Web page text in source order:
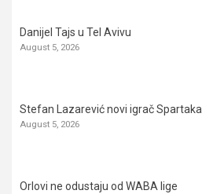
Danijel Tajs u Tel Avivu
August 5, 2026
Stefan Lazarević novi igrač Spartaka
August 5, 2026
Orlovi ne odustaju od WABA lige